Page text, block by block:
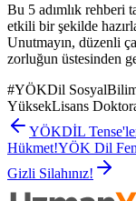
Bu 5 adımlık rehberi
etkili bir şekilde
Unutmayın, düzenli
zorluğun üstesinden
#YÖKDil
YüksekLisans
YÖKDİL
Hükmet!YÖK Dil Fen
Gizli Silahınız!